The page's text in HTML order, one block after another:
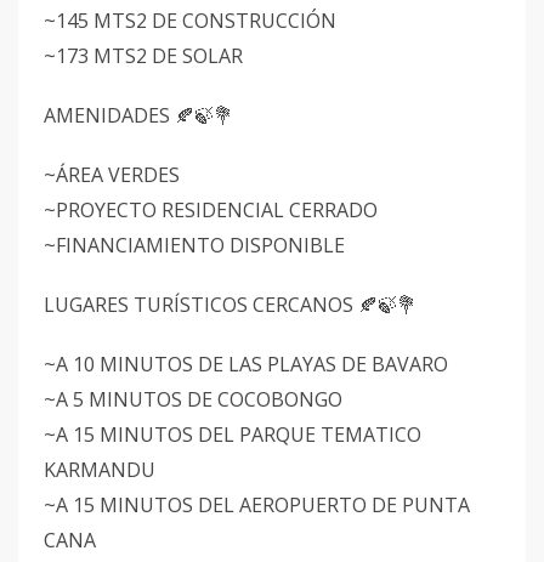
~145 MTS2 DE CONSTRUCCIÓN
~173 MTS2 DE SOLAR
AMENIDADES 🍂🍃💐
~ÁREA VERDES
~PROYECTO RESIDENCIAL CERRADO
~FINANCIAMIENTO DISPONIBLE
LUGARES TURÍSTICOS CERCANOS 🍂🍃💐
~A 10 MINUTOS DE LAS PLAYAS DE BAVARO
~A 5 MINUTOS DE COCOBONGO
~A 15 MINUTOS DEL PARQUE TEMATICO
KARMANDU
~A 15 MINUTOS DEL AEROPUERTO DE PUNTA
CANA